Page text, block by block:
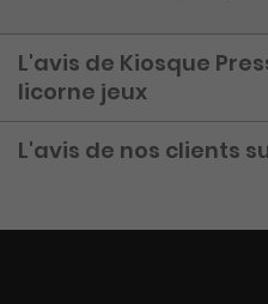
L'avis de Kiosque
licorne jeux
L'avis de nos clients